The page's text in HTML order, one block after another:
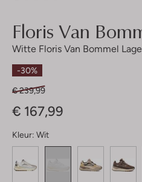
Floris Van
Witte Floris Van Bommel
-30%
€ 239,99
€ 167,99
Kleur: Wit